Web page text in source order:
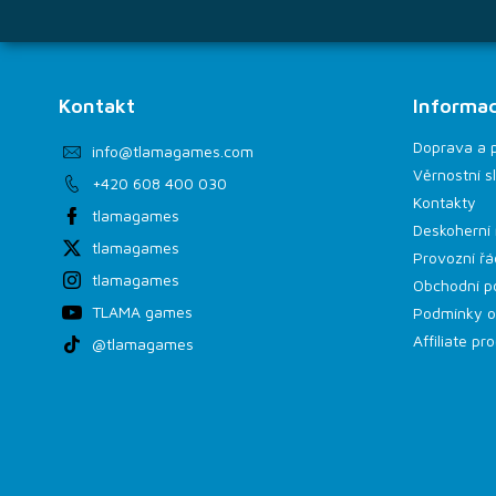
Kontakt
info@tlamagames.com
+420 608 400 030
tlamagames
tlamagames
tlamagames
TLAMA games
@tlamagames
Doprava a
Věrnostní
Kontakty
Provozní
Obchodní
Podmínky
Affiliate